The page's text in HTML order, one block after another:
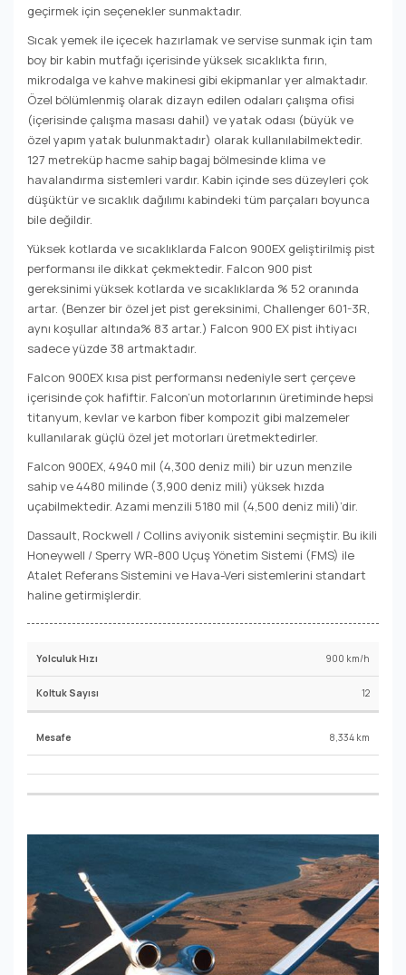
geçirmek için seçenekler sunmaktadır.
Sıcak yemek ile içecek hazırlamak ve servise sunmak için tam
boy bir kabin mutfağı içerisinde yüksek sıcaklıkta fırın,
mikrodalga ve kahve makinesi gibi ekipmanlar yer almaktadır.
Özel bölümlenmiş olarak dizayn edilen odaları çalışma ofisi
(içerisinde çalışma masası dahil) ve yatak odası (büyük ve
özel yapım yatak bulunmaktadır) olarak kullanılabilmektedir.
127 metreküp hacme sahip bagaj bölmesinde klima ve
havalandırma sistemleri vardır. Kabin içinde ses düzeyleri çok
düşüktür ve sıcaklık dağılımı kabindeki tüm parçaları boyunca
bile değildir.
Yüksek kotlarda ve sıcaklıklarda Falcon 900EX geliştirilmiş pist
performansı ile dikkat çekmektedir. Falcon 900 pist
gereksinimi yüksek kotlarda ve sıcaklıklarda % 52 oranında
artar. (Benzer bir özel jet pist gereksinimi, Challenger 601-3R,
aynı koşullar altında% 83 artar.) Falcon 900 EX pist ihtiyacı
sadece yüzde 38 artmaktadır.
Falcon 900EX kısa pist performansı nedeniyle sert çerçeve
içerisinde çok hafiftir. Falcon’un motorlarının üretiminde hepsi
titanyum, kevlar ve karbon fiber kompozit gibi malzemeler
kullanılarak güçlü özel jet motorları üretmektedirler.
Falcon 900EX, 4940 mil (4,300 deniz mili) bir uzun menzile
sahip ve 4480 milinde (3,900 deniz mili) yüksek hızda
uçabilmektedir. Azami menzili 5180 mil (4,500 deniz mili)’dir.
Dassault, Rockwell / Collins aviyonik sistemini seçmiştir. Bu ikili
Honeywell / Sperry WR-800 Uçuş Yönetim Sistemi (FMS) ile
Atalet Referans Sistemini ve Hava-Veri sistemlerini standart
haline getirmişlerdir.
900 km/h
12
8,334 km